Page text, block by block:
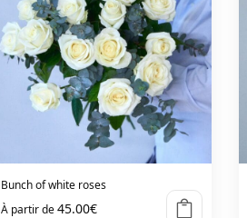
Bunch of white roses
À partir de45.00€